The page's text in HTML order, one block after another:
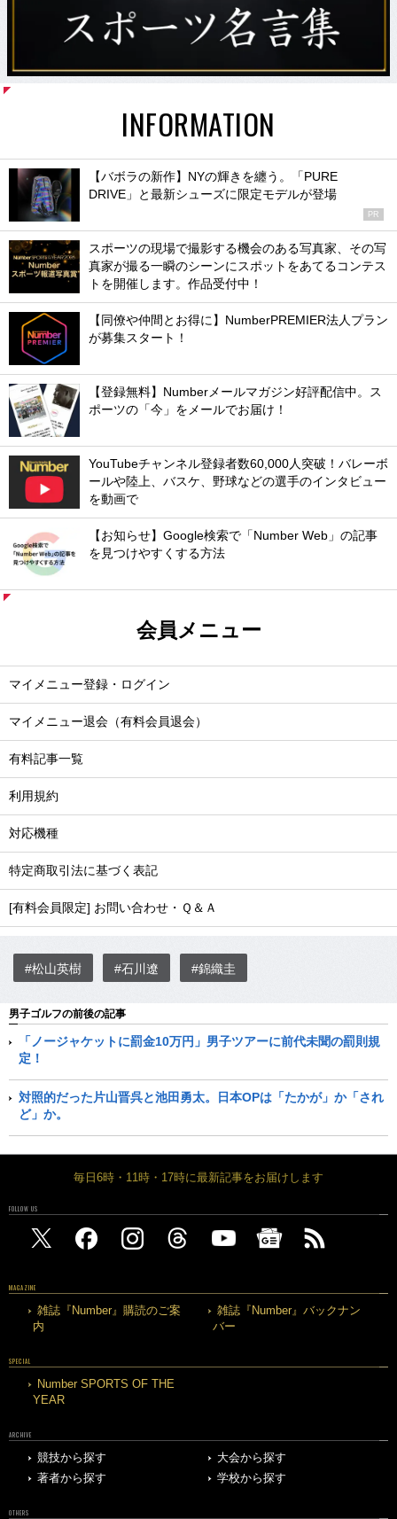
INFORMATION
【バボラの新作】NYの輝きを纏う。「PURE
DRIVE」と最新シューズに限定モデルが登場
PR
スポーツの現場で撮影する機会のある写真家、その写
真家が撮る一瞬のシーンにスポットをあてるコンテス
トを開催します。作品受付中！
【同僚や仲間とお得に】NumberPREMIER法人プラン
が募集スタート！
【登録無料】Numberメールマガジン好評配信中。ス
ポーツの「今」をメールでお届け！
YouTubeチャンネル登録者数60,000人突破！バレーボ
ールや陸上、バスケ、野球などの選手のインタビュー
を動画で
【お知らせ】Google検索で「Number Web」の記事
を見つけやすくする方法
会員メニュー
マイメニュー登録・ログイン
マイメニュー退会（有料会員退会）
有料記事一覧
利用規約
対応機種
特定商取引法に基づく表記
[有料会員限定] お問い合わせ・Ｑ＆Ａ
#松山英樹 #石川遼 #錦織圭
男子ゴルフの前後の記事
「ノージャケットに罰金10万円」男子ツアーに前代未聞の罰則規
定！
対照的だった片山晋呉と池田勇太。日本OPは「たかが」か「され
ど」か。
毎日6時・11時・17時に最新記事をお届けします
FOLLOW US
MAGAZINE
雑誌『Number』購読のご案
内
雑誌『Number』バックナン
バー
SPECIAL
Number SPORTS OF THE
YEAR
ARCHIVE
競技から探す
大会から探す
著者から探す
学校から探す
OTHERS